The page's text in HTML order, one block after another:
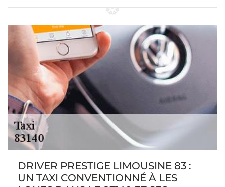
DRIVER PRESTIGE LIMOUSINE 83 :
UN TAXI CONVENTIONNÉ À LES